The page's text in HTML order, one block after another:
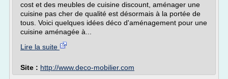
cost et des meubles de cuisine discount, aménager une
cuisine pas cher de qualité est désormais à la portée de
tous. Voici quelques idées déco d'aménagement pour une
cuisine aménagée à...
Lire la suite
Site : http://www.deco-mobilier.com